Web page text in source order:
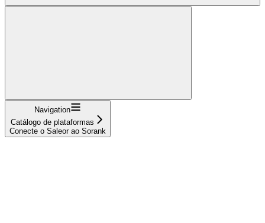
Navigation
Catálogo de plataformas
Conecte o Saleor ao Sorank